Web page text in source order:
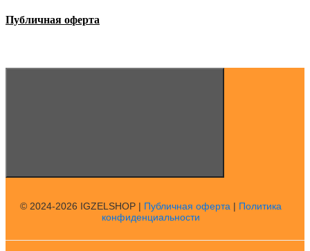
Публичная оферта
© 2024-2026 IGZELSHOP | Публичная оферта| Политика
конфиденциальности